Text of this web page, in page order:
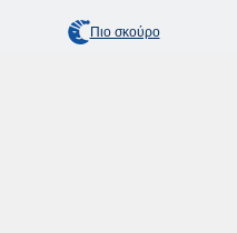
Πιο σκούρο